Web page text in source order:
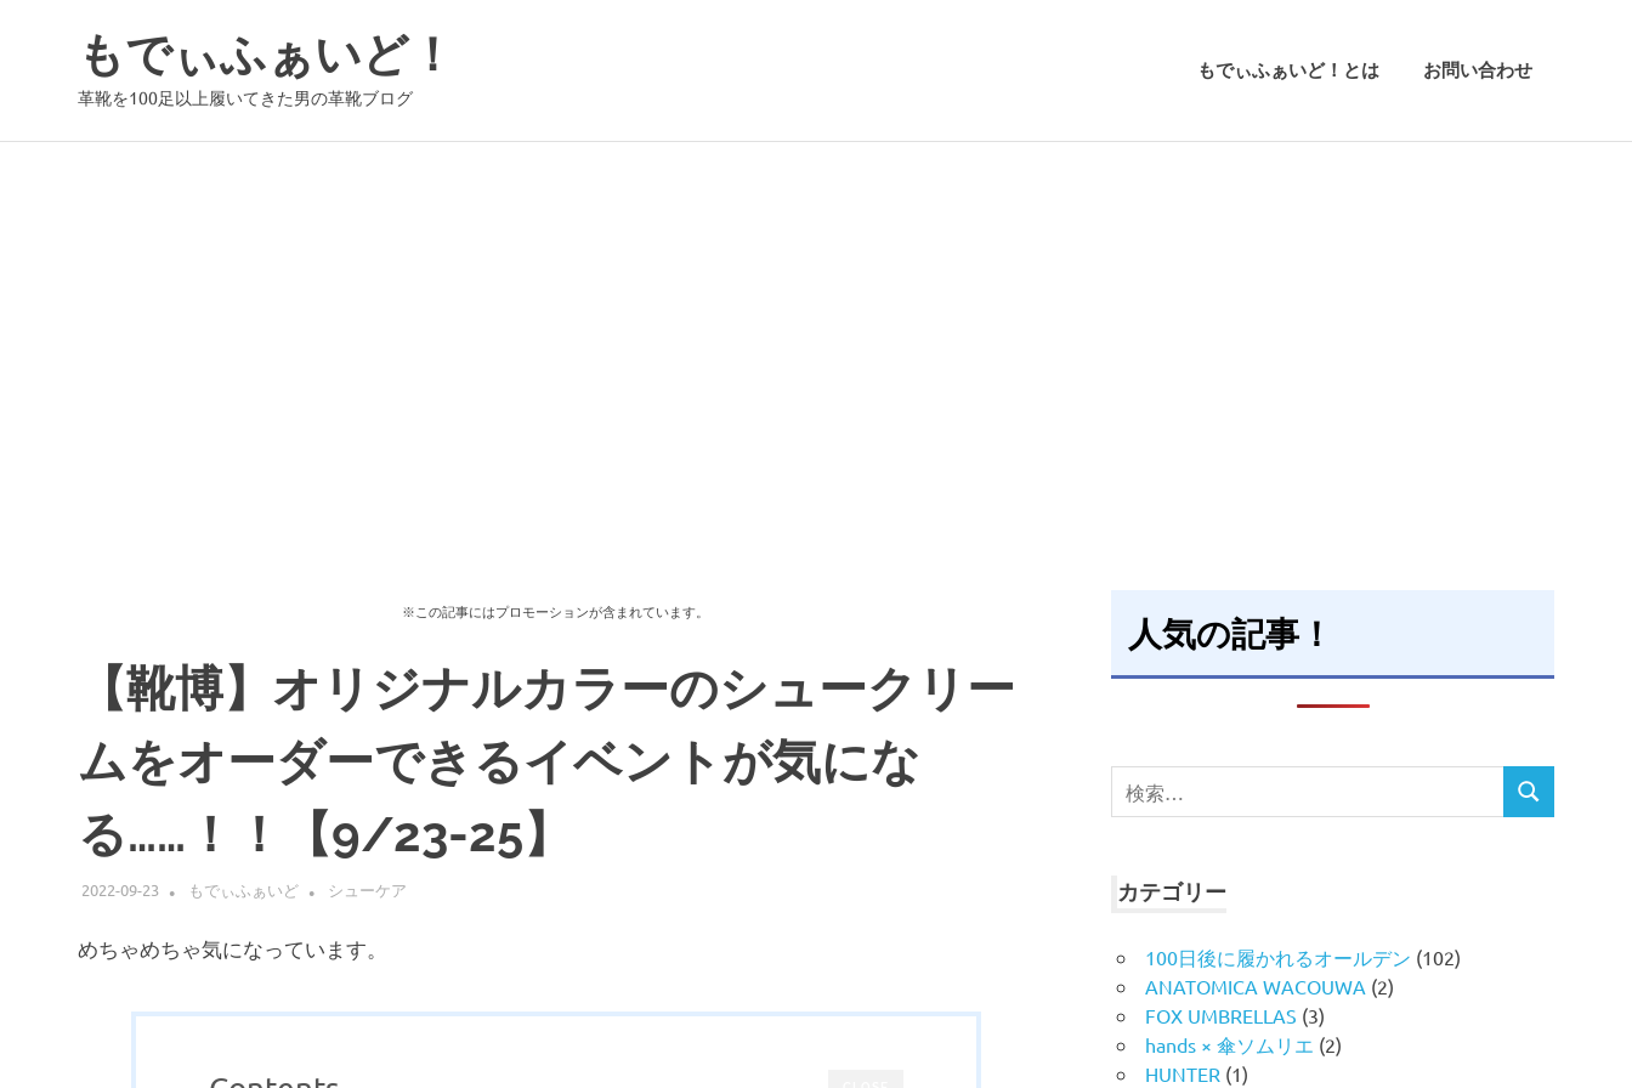
もでぃふぁいど！
革靴を100足以上履いてきた男の革靴ブログ
もでぃふぁいど！とは お問い合わせ
※この記事にはプロモーションが含まれています。
【靴博】オリジナルカラーのシュークリー
ムをオーダーできるイベントが気にな
る……！！【9/23-25】
2022-09-23 もでぃふぁいど シューケア
めちゃめちゃ気になっています。
人気の記事！
検
索
検
カテゴリー
100日後に履かれるオールデン (102)
ANATOMICA WACOUWA (2)
FOX UMBRELLAS (3)
hands × 傘ソムリエ (2)
HUNTER (1)